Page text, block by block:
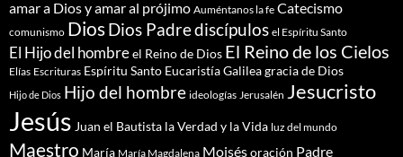
amar a Dios y amar al prójimo Auméntanos la fe Catecismo
comunismo DiosDios Padrediscípulos el Espíritu Santo
El Hijo del hombreel Reino de Dios El Reino de los Cielos
Elías Escrituras Espíritu Santo EucaristíaGalileagracia de Dios
Hijo de Dios Hijo del hombre ideologías Jerusalén Jesucristo
Jesús Juan el Bautista la Verdad y la Vida luz del mundo
Maestro María María Magdalena Moisésoración Padre